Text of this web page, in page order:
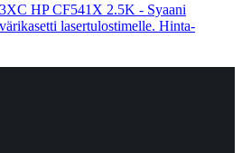
HP CF541X 2.5K - Syaani
lasertulostimelle. Hinta-